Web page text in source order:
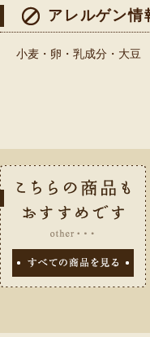
アレルゲン情
小麦・卵・乳成分・大豆